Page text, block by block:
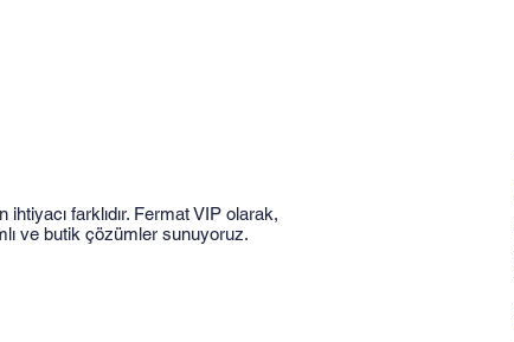
farklıdır. Fermat VIP olarak,
ve butik çözümler sunuyoruz.